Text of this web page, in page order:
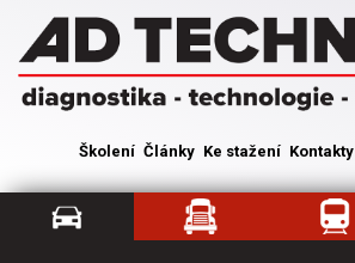
Školení Články Ke stažení Kontakty